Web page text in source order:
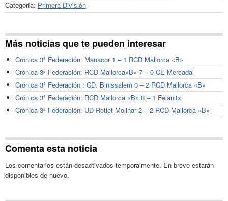
Categoría: Primera División
Más noticias que te pueden interesar
Crónica 3ª Federación: Manacor 1 – 1 RCD Mallorca «B»
Crónica 3ª Federación: RCD Mallorca»B» 7 – 0 CE Mercadal
Crónica 3ª Federación : CD. Binissalem 0 – 2 RCD Mallorca «B»
Crónica 3ª Federación: RCD Mallorca «B» 8 – 1 Felanitx
Crónica 3ª Federación: UD Rotlet Molinar 2 – 2 RCD Mallorca «B»
Comenta esta noticia
Los comentarios están desactivados temporalmente. En breve estarán
disponibles de nuevo.